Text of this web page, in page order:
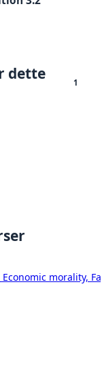
dette
1
morality,